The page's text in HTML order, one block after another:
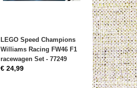
LEGO Speed Champions
Williams Racing FW46 F1
racewagen Set - 77249
€ 24,99